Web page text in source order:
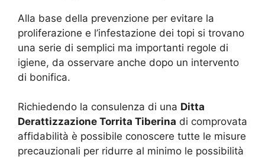
Alla base della prevenzione per evitare la
proliferazione e l’infestazione dei topi si trovano
una serie di semplici ma importanti regole di
igiene, da osservare anche dopo un intervento
di bonifica.
Richiedendo la consulenza di una Ditta
Derattizzazione Torrita Tiberina di comprovata
affidabilità è possibile conoscere tutte le misure
precauzionali per ridurre al minimo le possibilità